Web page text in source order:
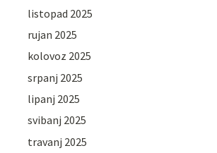
listopad 2025
rujan 2025
kolovoz 2025
srpanj 2025
lipanj 2025
svibanj 2025
travanj 2025